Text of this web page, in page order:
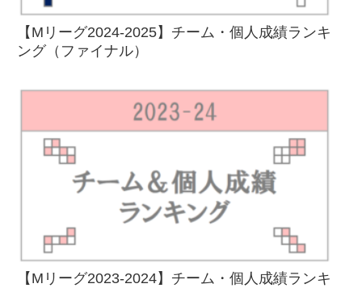
【Mリーグ2024-2025】チーム・個人成績ランキ
ング（ファイナル）
【Mリーグ2023-2024】チーム・個人成績ランキ